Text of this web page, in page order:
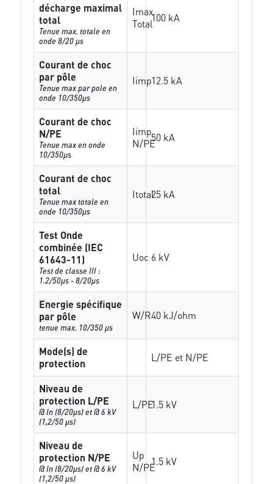
décharge maximal
total
Tenue max. totale en
onde 8/20 µs
Imax
Total100 kA
Courant de choc
par pôle
Tenue max par pole en
onde 10/350µs
Iimp12.5 kA
Courant de choc
N/PE
Tenue max en onde
10/350µs
Iimp
N/PE50 kA
Courant de choc
total
Tenue max totale en
onde 10/350µs
Itotal25 kA
Test Onde
combinée (IEC
61643-11)
Test de classe III :
1.2/50µs - 8/20µs
Uoc 6 kV
Energie spécifique
par pôle
tenue max. 10/350 µs
W/R40 kJ/ohm
Mode(s) de
protection
L/PE et N/PE
Niveau de
protection L/PE
@ In (8/20µs) et @ 6 kV
(1,2/50 µs)
L/PE1.5 kV
Niveau de
protection N/PE
@ In (8/20µs) et @ 6 kV
(1,2/50 µs)
Up
N/PE1.5 kV